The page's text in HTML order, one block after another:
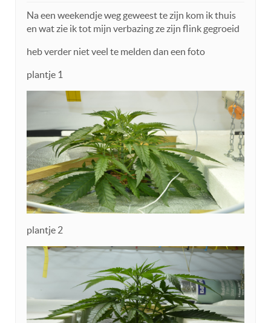
Na een weekendje weg geweest te zijn kom ik thuis
en wat zie ik tot mijn verbazing ze zijn flink gegroeid
heb verder niet veel te melden dan een foto
plantje 1
plantje 2